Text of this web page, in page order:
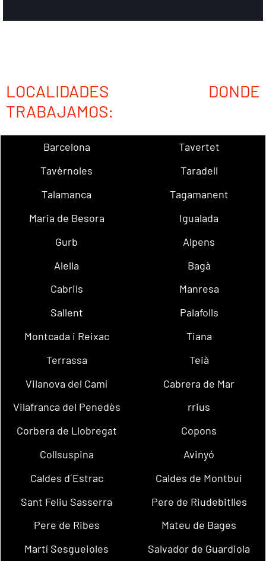
LOCALIDADES DONDE
TRABAJAMOS:
Barcelona
Tavertet
Tavèrnoles
Taradell
Talamanca
Tagamanent
Maria de Besora
Igualada
Gurb
Alpens
Alella
Bagà
Cabrils
Manresa
Sallent
Palafolls
Montcada i Reixac
Tiana
Terrassa
Teià
Vilanova del Camí
Cabrera de Mar
Vilafranca del Penedès
rrius
Corbera de Llobregat
Copons
Collsuspina
Avinyó
Caldes d´Estrac
Caldes de Montbui
Sant Feliu Sasserra
Pere de Riudebitlles
Pere de Ribes
Mateu de Bages
Martí Sesgueioles
Salvador de Guardiola